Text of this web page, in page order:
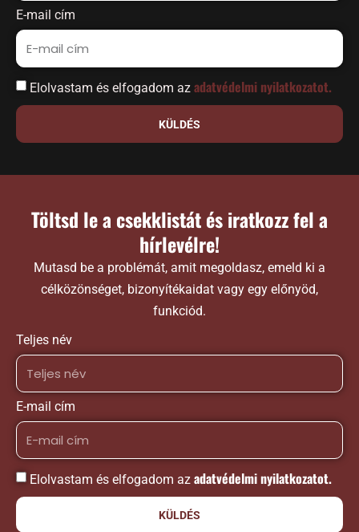
E-mail cím
Elolvastam és elfogadom az adatvédelmi nyilatkozatot.
KÜLDÉS
Töltsd le a csekklistát és iratkozz fel a
hírlevélre!
Mutasd be a problémát, amit megoldasz, emeld ki a
célközönséget, bizonyítékaidat vagy egy előnyöd,
funkciód.
Teljes név
E-mail cím
Elolvastam és elfogadom az adatvédelmi nyilatkozatot.
KÜLDÉS